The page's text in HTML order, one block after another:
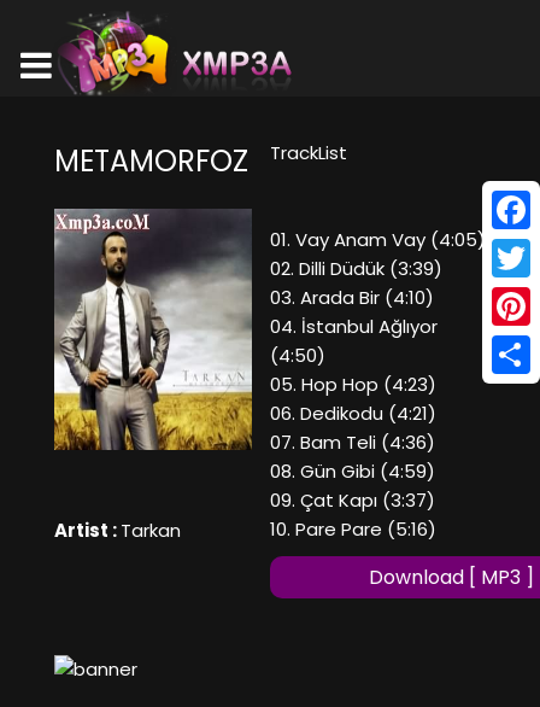
METAMORFOZ
Artist :Tarkan
TrackList
01. Vay Anam Vay (4:05)
02. Dilli Düdük (3:39)
03. Arada Bir (4:10)
04. İstanbul Ağlıyor
(4:50)
05. Hop Hop (4:23)
06. Dedikodu (4:21)
07. Bam Teli (4:36)
08. Gün Gibi (4:59)
09. Çat Kapı (3:37)
10. Pare Pare (5:16)
Download [ MP3 ]